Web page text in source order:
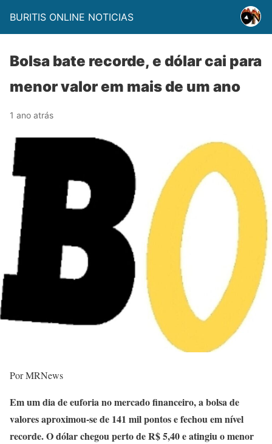
BURITIS ONLINE NOTICIAS
Bolsa bate recorde, e dólar cai para
menor valor em mais de um ano
1 ano atrás
Por MRNews
Em um dia de euforia no mercado financeiro, a bolsa de
valores aproximou-se de 141 mil pontos e fechou em nível
recorde. O dólar chegou perto de R$ 5,40 e atingiu o menor